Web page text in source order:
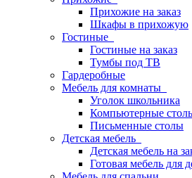
Прихожие на заказ
Шкафы в прихожую
Гостиные
Гостиные на заказ
Тумбы под ТВ
Гардеробные
Мебель для комнаты
Уголок школьника
Компьютерные
Письменные столы
Детская мебель
Детская мебель на
Готовая мебель для